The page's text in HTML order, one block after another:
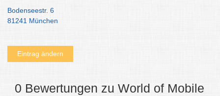
Bodenseestr. 6
81241 München
Eintrag ändern
0 Bewertungen zu World of Mobile